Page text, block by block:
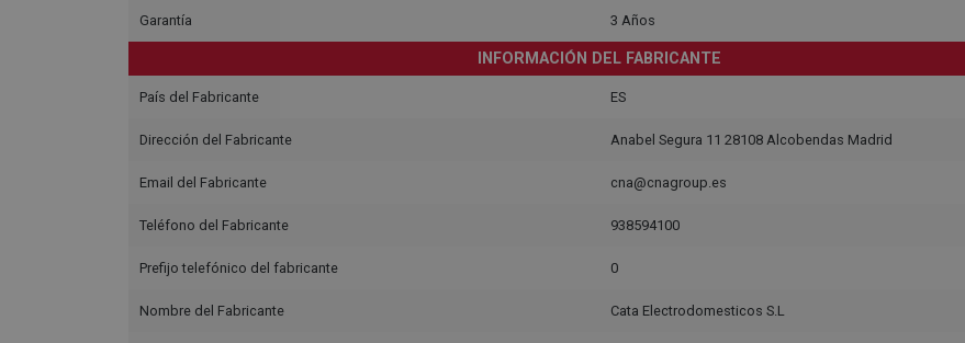
Garantía 3 Años
INFORMACIÓN DEL FABRICANTE
País del Fabricante ES
Dirección del Fabricante Anabel Segura 11 28108 Alcobendas Madrid
Email del Fabricante cna@cnagroup.es
Teléfono del Fabricante 938594100
Prefijo telefónico del fabricante 0
Nombre del Fabricante Cata Electrodomesticos S.L